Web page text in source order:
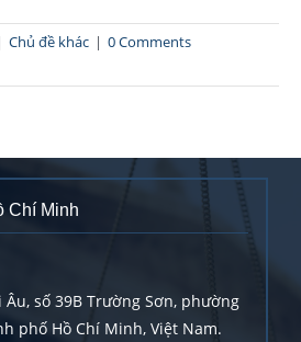
Chủ đề khác | 0 Comments
Chí Minh
Âu, số 39B Trường Sơn, phường
phố Hồ Chí Minh, Việt Nam.